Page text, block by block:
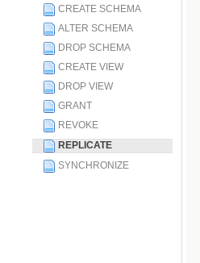
CREATE SCHEMA
ALTER SCHEMA
DROP SCHEMA
CREATE VIEW
DROP VIEW
GRANT
REVOKE
REPLICATE
SYNCHRONIZE